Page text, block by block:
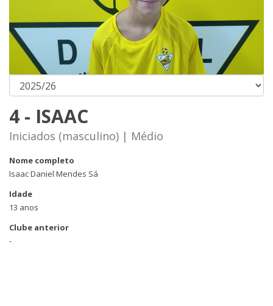
4 - ISAAC
Iniciados (masculino) | Médio
Nome completo
Isaac Daniel Mendes Sá
Idade
13 anos
Clube anterior
-